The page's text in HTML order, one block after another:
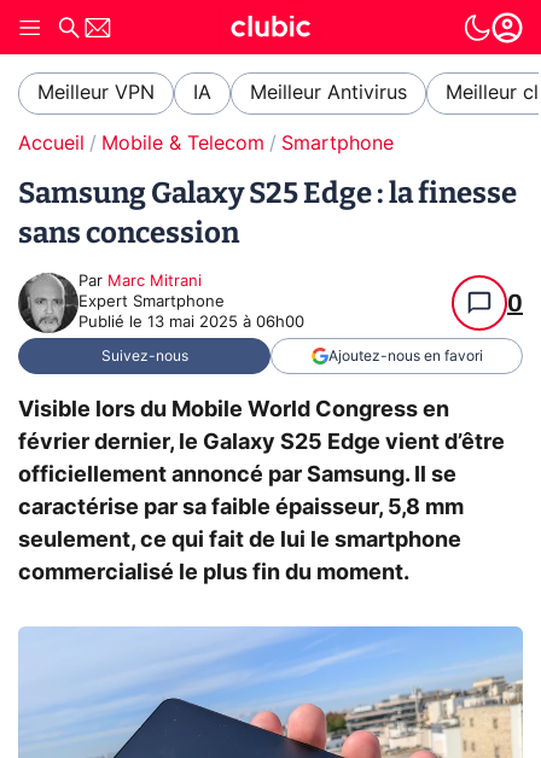
Meilleur VPN IA Meilleur Antivirus Meilleur
Accueil Mobile & Telecom Smartphone
Samsung Galaxy S25 Edge : la finesse
sans concession
Par Marc Mitrani
Expert Smartphone
Publié le 13 mai 2025 à 06h00
0
Suivez-nous Ajoutez-nous en favori
Visible lors du Mobile World Congress en
février dernier, le Galaxy S25 Edge vient d’être
officiellement annoncé par Samsung. Il se
caractérise par sa faible épaisseur, 5,8 mm
seulement, ce qui fait de lui le smartphone
commercialisé le plus fin du moment.